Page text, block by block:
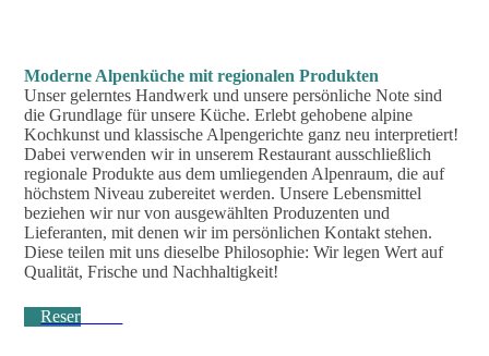
Moderne Alpenküche mit regionalen Produkten
Unser gelerntes Handwerk und unsere persönliche Note sind
die Grundlage für unsere Küche. Erlebt gehobene alpine
Kochkunst und klassische Alpengerichte ganz neu interpretiert!
Dabei verwenden wir in unserem Restaurant ausschließlich
regionale Produkte aus dem umliegenden Alpenraum, die auf
höchstem Niveau zubereitet werden. Unsere Lebensmittel
beziehen wir nur von ausgewählten Produzenten und
Lieferanten, mit denen wir im persönlichen Kontakt stehen.
Diese teilen mit uns dieselbe Philosophie: Wir legen Wert auf
Qualität, Frische und Nachhaltigkeit!
Reservieren